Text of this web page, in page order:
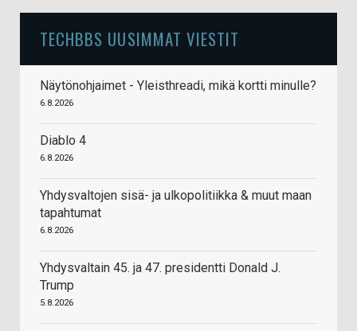
TECHBBS UUSIMMAT VIESTIT
Näytönohjaimet - Yleisthreadi, mikä kortti minulle?
6.8.2026
Diablo 4
6.8.2026
Yhdysvaltojen sisä- ja ulkopolitiikka & muut maan
tapahtumat
6.8.2026
Yhdysvaltain 45. ja 47. presidentti Donald J.
Trump
5.8.2026